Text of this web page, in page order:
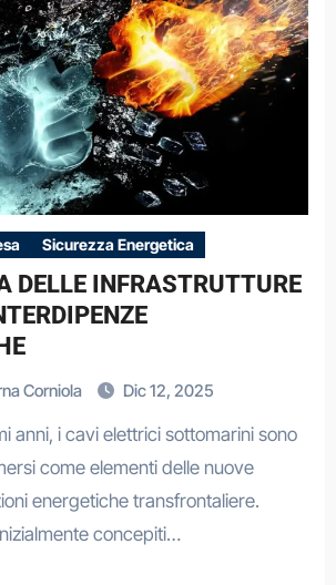
Sicurezza Energetica
DELLE INFRASTRUTTURE
Corniola Dic 12, 2025
anni, i cavi elettrici sottomarini sono
come elementi delle nuove
energetiche transfrontaliere.
concepiti…